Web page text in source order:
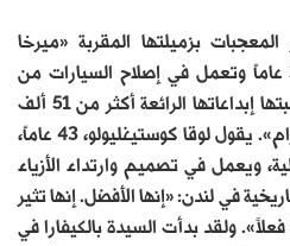
بزميلتها المقربة «ميرخا
بالكيفارا»، البالغة من العمر 38 عاماً وتعمل في إصلاح السيارات من
مدينة سيبو الفنلندية، التي أكسبتها إبداعاتها الرائعة أكثر من 51 ألف
متابع على صفحتها في «إنستغرام». يقول لوقا كوستيغليولو، 43 عاماً،
ويعمل في تصميم وارتداء الأزياء
في لندن: «إنها الأفضل. إنها تثير
ولقد بدأت السيدة بالكيفارا في